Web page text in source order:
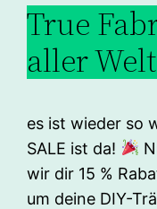
True
aller Welt
es ist wieder so
SALE ist da!
wir dir 15 %
um deine DIY-